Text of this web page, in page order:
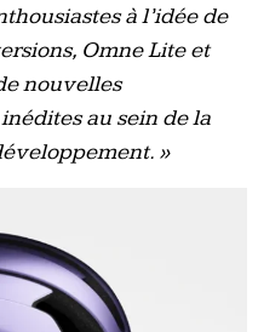
à l’idée de
Omne Lite et
nouvelles
au sein de la
»